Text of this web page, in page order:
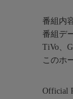
番組内
番組デ
TiVo、
このホ
Official